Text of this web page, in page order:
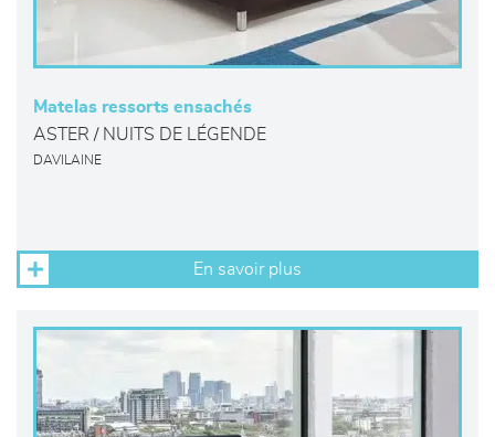
Matelas ressorts ensachés
ASTER / NUITS DE LÉGENDE
DAVILAINE
En savoir plus